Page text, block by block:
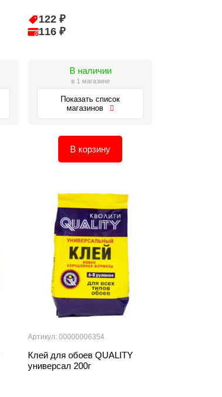
122 ₽
116 ₽
В наличии
в 1 магазине
Показать список
магазинов
В корзину
Артикул: 00000006354
Клей для обоев QUALITY
универсал 200г